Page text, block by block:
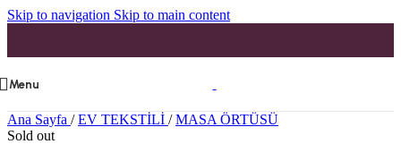
Skip to navigation Skip to main content
Menu
Ana Sayfa / EV TEKSTİLİ / MASA ÖRTÜSÜ
Sold out